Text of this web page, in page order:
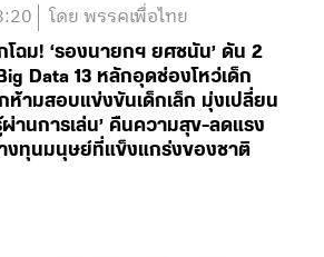
ผ่านการเล่น’ คืนความสุข-ลดแรง
งทุนมนุษย์ที่แข็งแกร่งของชาติ